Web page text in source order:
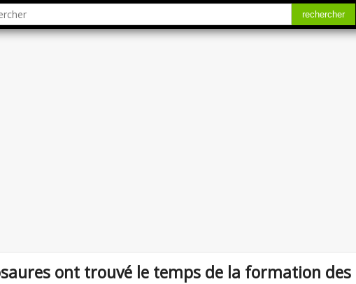
rechercher
ont trouvé le temps de la formation des